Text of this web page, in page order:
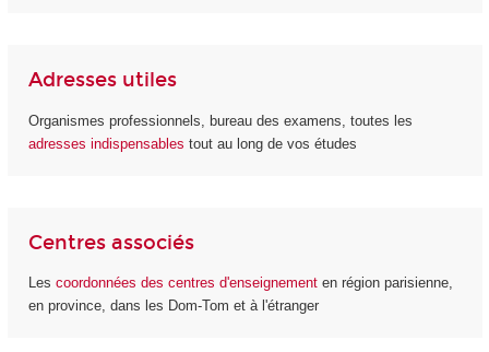
Adresses utiles
Organismes professionnels, bureau des examens, toutes les
adresses indispensables tout au long de vos études
Centres associés
Les coordonnées des centres d'enseignement en région parisienne,
en province, dans les Dom-Tom et à l'étranger